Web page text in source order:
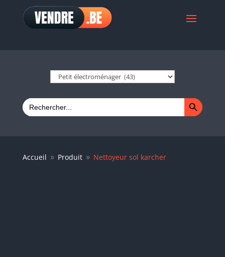
Search
for:
Search Button
Accueil 9 Produit 9 Nettoyeur sol karcher